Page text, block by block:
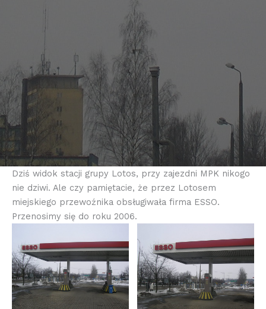
Dziś widok stacji grupy Lotos, przy zajezdni MPK nikogo
nie dziwi. Ale czy pamiętacie, że przez Lotosem
miejskiego przewoźnika obsługiwała firma ESSO.
Przenosimy się do roku 2006.